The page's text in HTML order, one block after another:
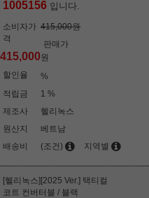
1005156 입니다.
소비자가
격
415,000원
판매가
415,000원
할인율
%
적립금
1 %
제조사
헬리녹스
원산지
베트남
배송비
(조건) 지역별
[헬리녹스][2025 Ver.] 택티컬
코트 컨버터블 / 블랙